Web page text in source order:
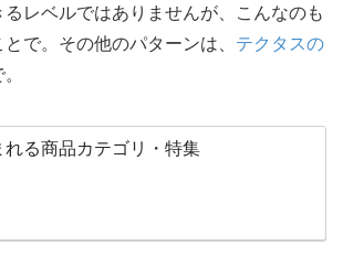
るレベルではありませんが、こんなのも
で。その他のパターンは、 テクタスの
る商品カテゴリ・特集